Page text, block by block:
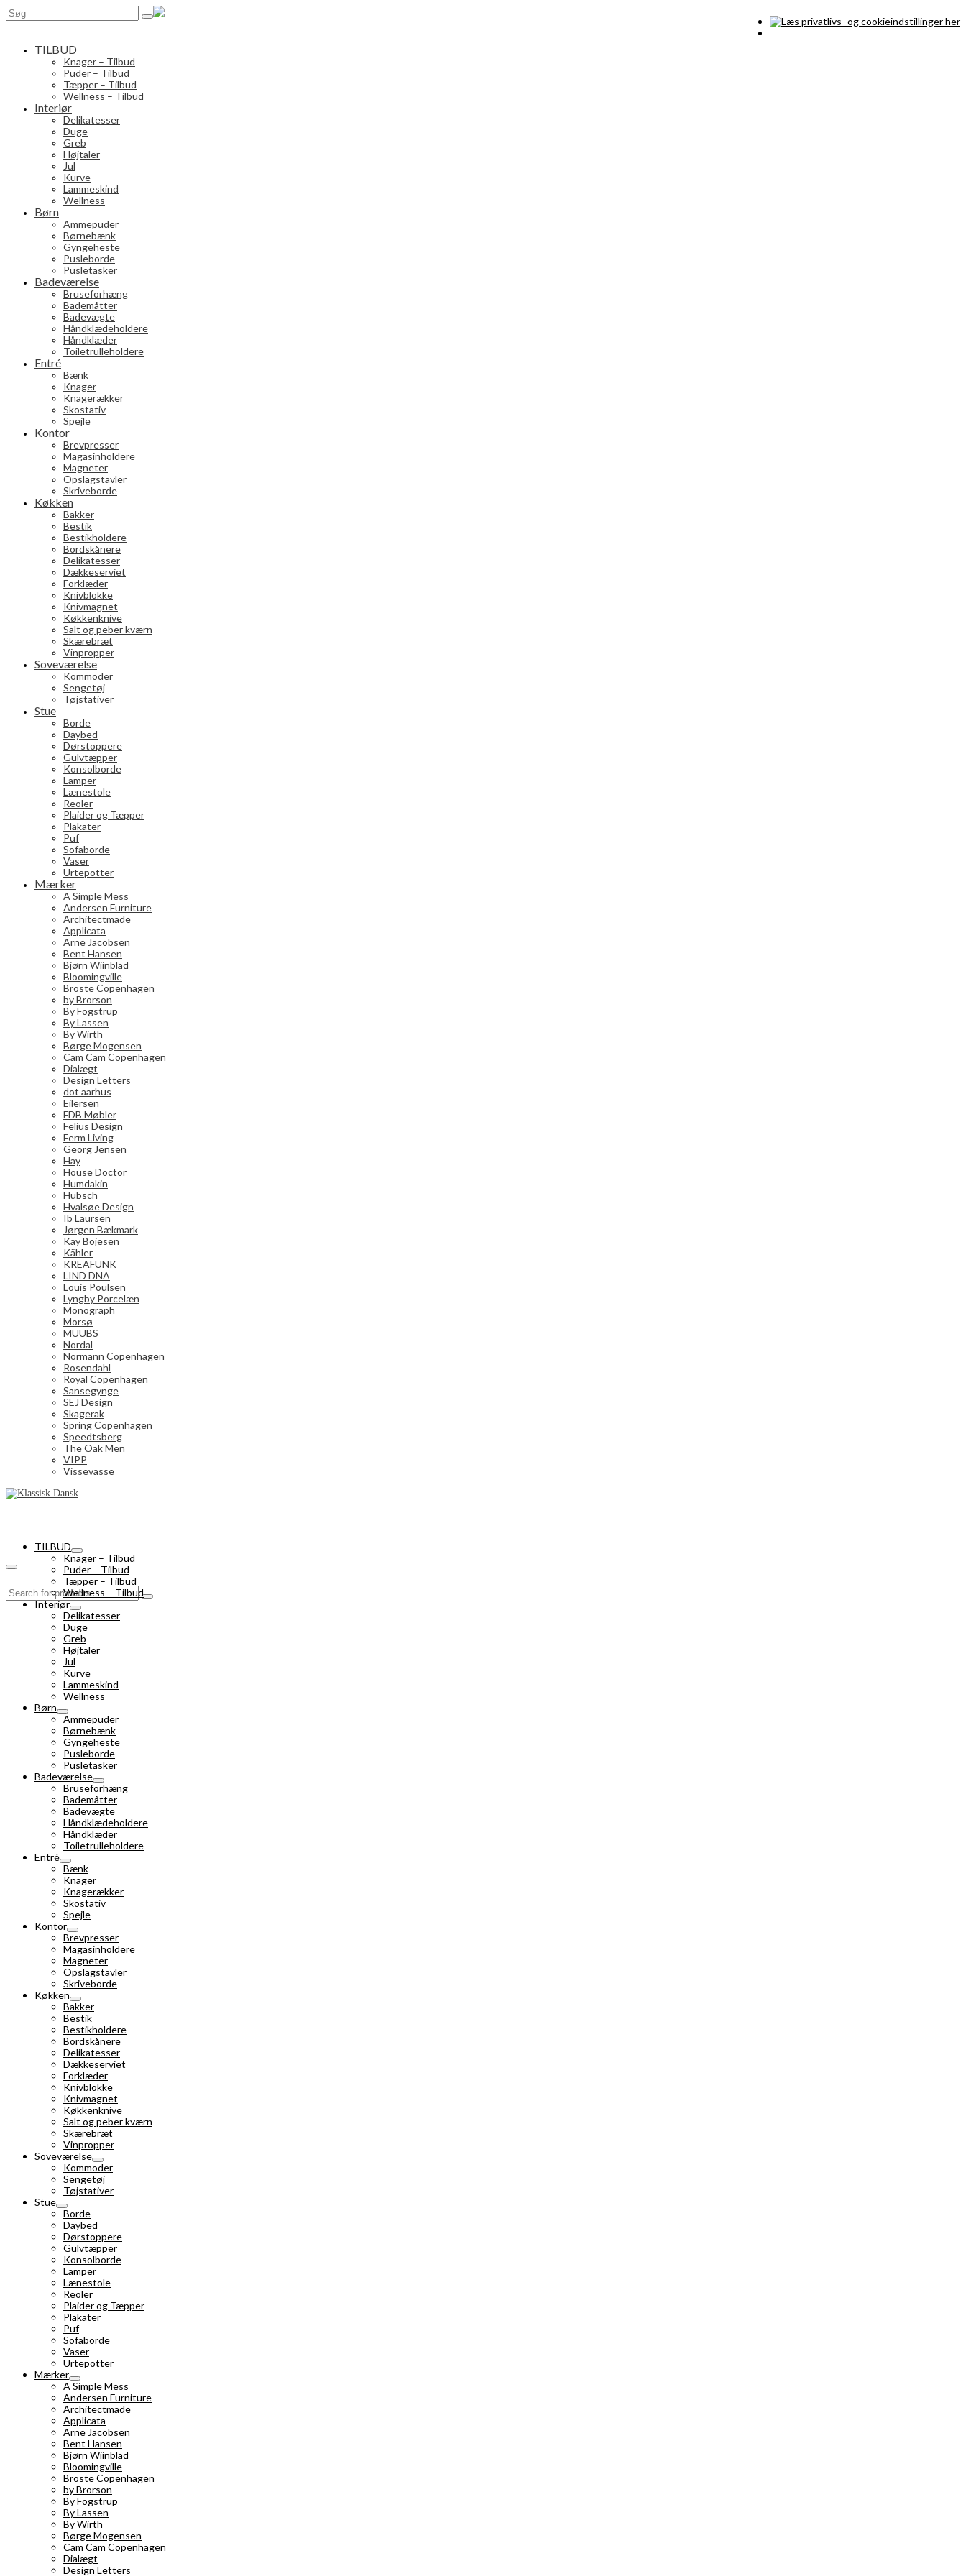
Search
for:
TILBUD
Knager – Tilbud
Puder – Tilbud
Tæpper – Tilbud
Wellness – Tilbud
Interiør
Delikatesser
Duge
Greb
Højtaler
Jul
Kurve
Lammeskind
Wellness
Børn
Ammepuder
Børnebænk
Gyngeheste
Pusleborde
Pusletasker
Badeværelse
Bruseforhæng
Bademåtter
Badevægte
Håndklædeholdere
Håndklæder
Toiletrulleholdere
Entré
Bænk
Knager
Knagerækker
Skostativ
Spejle
Kontor
Brevpresser
Magasinholdere
Magneter
Opslagstavler
Skriveborde
Køkken
Bakker
Bestik
Bestikholdere
Bordskånere
Delikatesser
Dækkeserviet
Forklæder
Knivblokke
Knivmagnet
Køkkenknive
Salt og peber kværn
Skærebræt
Vinpropper
Soveværelse
Kommoder
Sengetøj
Tøjstativer
Stue
Borde
Daybed
Dørstoppere
Gulvtæpper
Konsolborde
Lamper
Lænestole
Reoler
Plaider og Tæpper
Plakater
Puf
Sofaborde
Vaser
Urtepotter
Mærker
A Simple Mess
Andersen Furniture
Architectmade
Applicata
Arne Jacobsen
Bent Hansen
Bjørn Wiinblad
Bloomingville
Broste Copenhagen
by Brorson
By Fogstrup
By Lassen
By Wirth
Børge Mogensen
Cam Cam Copenhagen
Dialægt
Design Letters
dot aarhus
Eilersen
FDB Møbler
Felius Design
Ferm Living
Georg Jensen
Hay
House Doctor
Humdakin
Hübsch
Hvalsøe Design
Ib Laursen
Jørgen Bækmark
Kay Bojesen
Kähler
KREAFUNK
LIND DNA
Louis Poulsen
Lyngby Porcelæn
Monograph
Morsø
MUUBS
Nordal
Normann Copenhagen
Rosendahl
Royal Copenhagen
Sansegynge
SEJ Design
Skagerak
Spring Copenhagen
Speedtsberg
The Oak Men
VIPP
Vissevasse
Search
for:
TILBUD
Knager – Tilbud
Puder – Tilbud
Tæpper – Tilbud
Wellness – Tilbud
Interiør
Delikatesser
Duge
Greb
Højtaler
Jul
Kurve
Lammeskind
Wellness
Børn
Ammepuder
Børnebænk
Gyngeheste
Pusleborde
Pusletasker
Badeværelse
Bruseforhæng
Bademåtter
Badevægte
Håndklædeholdere
Håndklæder
Toiletrulleholdere
Entré
Bænk
Knager
Knagerækker
Skostativ
Spejle
Kontor
Brevpresser
Magasinholdere
Magneter
Opslagstavler
Skriveborde
Køkken
Bakker
Bestik
Bestikholdere
Bordskånere
Delikatesser
Dækkeserviet
Forklæder
Knivblokke
Knivmagnet
Køkkenknive
Salt og peber kværn
Skærebræt
Vinpropper
Soveværelse
Kommoder
Sengetøj
Tøjstativer
Stue
Borde
Daybed
Dørstoppere
Gulvtæpper
Konsolborde
Lamper
Lænestole
Reoler
Plaider og Tæpper
Plakater
Puf
Sofaborde
Vaser
Urtepotter
Mærker
A Simple Mess
Andersen Furniture
Architectmade
Applicata
Arne Jacobsen
Bent Hansen
Bjørn Wiinblad
Bloomingville
Broste Copenhagen
by Brorson
By Fogstrup
By Lassen
By Wirth
Børge Mogensen
Cam Cam Copenhagen
Dialægt
Design Letters